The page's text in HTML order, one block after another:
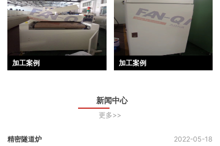
加工案例 加工案例
新闻中心
更多>>
精密隧道炉
2022-05-18